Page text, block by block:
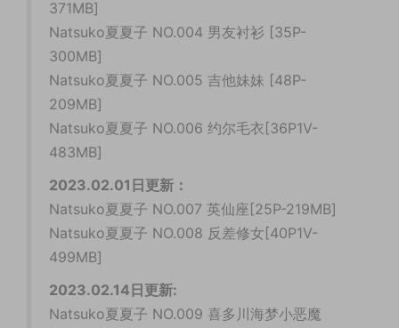
371MB]
Natsuko夏夏子 NO.004 男友衬衫 [35P-
300MB]
Natsuko夏夏子 NO.005 吉他妹妹 [48P-
209MB]
Natsuko夏夏子 NO.006 约尔毛衣[36P1V-
483MB]
2023.02.01日更新：
Natsuko夏夏子 NO.007 英仙座[25P-219MB]
Natsuko夏夏子 NO.008 反差修女[40P1V-
499MB]
2023.02.14日更新:
Natsuko夏夏子 NO.009 喜多川海梦小恶魔